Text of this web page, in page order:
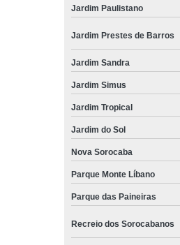
Jardim Paulistano
Jardim Prestes de Barros
Jardim Sandra
Jardim Simus
Jardim Tropical
Jardim do Sol
Nova Sorocaba
Parque Monte Líbano
Parque das Paineiras
Recreio dos Sorocabanos